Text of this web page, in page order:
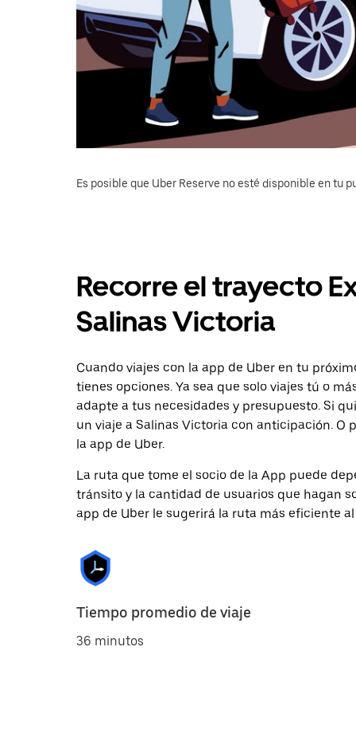
Es posible que Uber Reserve no esté disponible en tu
Recorre el trayecto
Salinas Victoria
Cuando viajes con la app de Uber en tu
tienes opciones. Ya sea que solo viajes tú o
adapte a tus necesidades y presupuesto. Si
un viaje a Salinas Victoria con anticipación. O
la app de Uber.
La ruta que tome el socio de la App puede
tránsito y la cantidad de usuarios que hagan
app de Uber le sugerirá la ruta más eficiente
Tiempo promedio de viaje
36 minutos